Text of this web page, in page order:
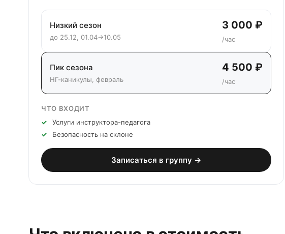
Низкий сезон
до 25.12, 01.04→10.05
3 000 ₽
/час
Пик сезона
НГ-каникулы, февраль
4 500 ₽
/час
ЧТО ВХОДИТ
Услуги инструктора-педагога
Безопасность на склоне
Записаться в группу →